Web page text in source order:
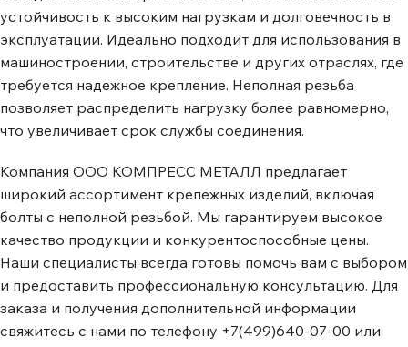
устойчивость к высоким нагрузкам и долговечность в
эксплуатации. Идеально подходит для использования в
машиностроении, строительстве и других отраслях, где
требуется надежное крепление. Неполная резьба
позволяет распределить нагрузку более равномерно,
что увеличивает срок службы соединения.
Компания ООО КОМПРЕСС МЕТАЛЛ предлагает
широкий ассортимент крепежных изделий, включая
болты с неполной резьбой. Мы гарантируем высокое
качество продукции и конкурентоспособные цены.
Наши специалисты всегда готовы помочь вам с выбором
и предоставить профессиональную консультацию. Для
заказа и получения дополнительной информации
свяжитесь с нами по телефону +7(499)640-07-00 или